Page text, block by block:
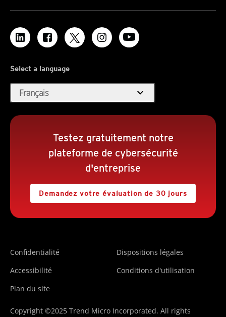
Select a language
Français expand_more
Testez gratuitement notre
plateforme de cybersécurité
d'entreprise
Demandez votre évaluation de 30 jours
Confidentialité
Dispositions légales
Accessibilité
Conditions d'utilisation
Plan du site
Copyright ©2025 Trend Micro Incorporated. All rights